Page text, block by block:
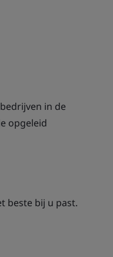
in de
opgeleid
beste bij u past.